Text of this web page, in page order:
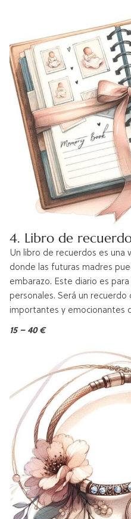
4. Libro de
Un libro de recuerdos es una
donde las futuras madres
embarazo. Este diario es
personales. Será un
importantes y emocionantes
15 – 40 €